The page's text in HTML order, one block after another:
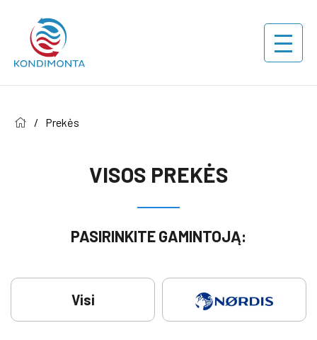
/ Prekės
VISOS PREKĖS
PASIRINKITE GAMINTOJĄ:
Visi